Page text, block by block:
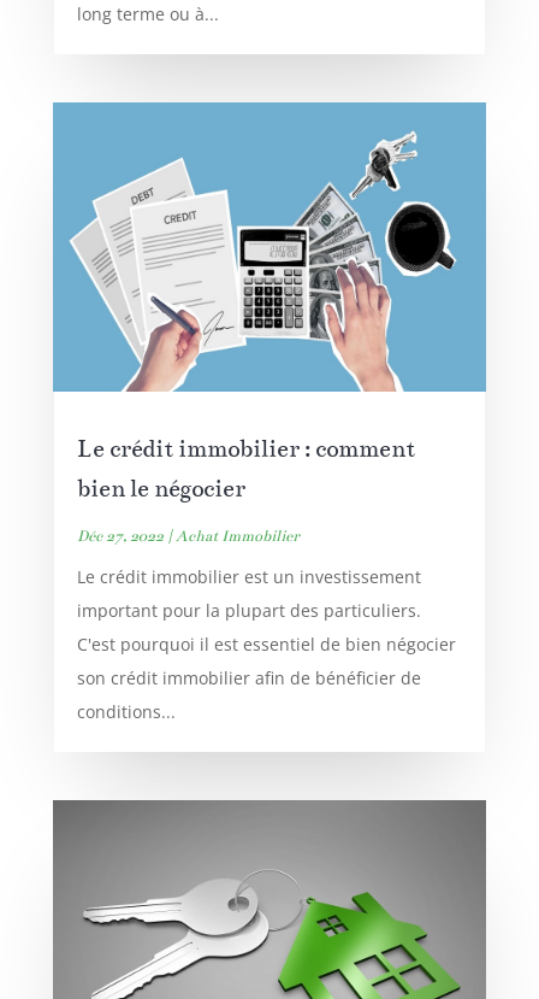
long terme ou à...
Le crédit immobilier : comment
bien le négocier
Déc 27, 2022|Achat Immobilier
Le crédit immobilier est un investissement
important pour la plupart des particuliers.
C'est pourquoi il est essentiel de bien négocier
son crédit immobilier afin de bénéficier de
conditions...